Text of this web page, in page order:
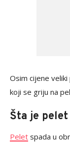
Osim cijene
koji se griju na
Šta je
Pelet spada u